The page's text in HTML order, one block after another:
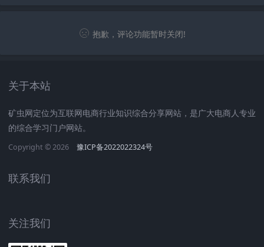
抱歉，评论功能暂时关闭!
关于本站
矿虫网定位为互联网电商行业知识综合分享网站，是广大电商人专业
的综合学习门户网站。
Copyright © 2026 豫ICP备2022022324号
联系我们
关注我们